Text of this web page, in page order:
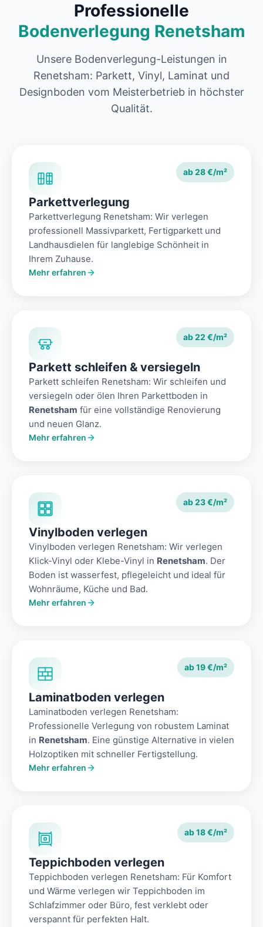
Professionelle
Bodenverlegung Renetsham
Unsere Bodenverlegung-Leistungen in
Renetsham: Parkett, Vinyl, Laminat und
Designboden vom Meisterbetrieb in höchster
Qualität.
ab 28 €/m²
Parkettverlegung
Parkettverlegung Renetsham: Wir verlegen
professionell Massivparkett, Fertigparkett und
Landhausdielen für langlebige Schönheit in
Ihrem Zuhause.
Mehr erfahren
ab 22 €/m²
Parkett schleifen & versiegeln
Parkett schleifen Renetsham: Wir schleifen und
versiegeln oder ölen Ihren Parkettboden in
Renetsham für eine vollständige Renovierung
und neuen Glanz.
Mehr erfahren
ab 23 €/m²
Vinylboden verlegen
Vinylboden verlegen Renetsham: Wir verlegen
Klick-Vinyl oder Klebe-Vinyl in Renetsham. Der
Boden ist wasserfest, pflegeleicht und ideal für
Wohnräume, Küche und Bad.
Mehr erfahren
ab 19 €/m²
Laminatboden verlegen
Laminatboden verlegen Renetsham:
Professionelle Verlegung von robustem Laminat
in Renetsham. Eine günstige Alternative in vielen
Holzoptiken mit schneller Fertigstellung.
Mehr erfahren
ab 18 €/m²
Teppichboden verlegen
Teppichboden verlegen Renetsham: Für Komfort
und Wärme verlegen wir Teppichboden im
Schlafzimmer oder Büro, fest verklebt oder
verspannt für perfekten Halt.